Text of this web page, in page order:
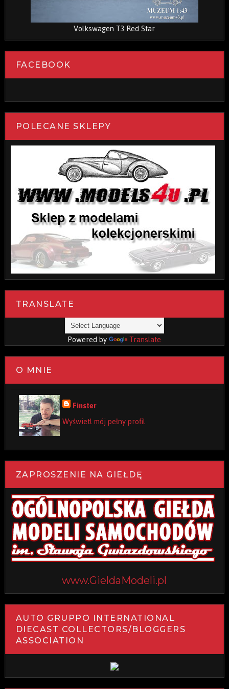
Volkswagen T3 Red Star
FACEBOOK
POLECANE SKLEPY
TRANSLATE
Powered by Translate
O MNIE
Finster
Wyświetl mój pełny profil
ZAPROSZENIE NA GIEŁDĘ
www.GieldaModeli.pl
AUTO GRUPPO INTERNATIONAL
DIECAST COLLECTORS/BLOGGERS
ASSOCIATION